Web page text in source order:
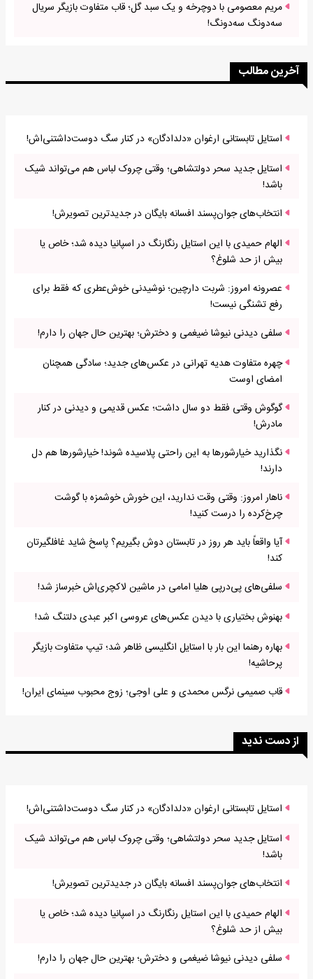
مریم معصومی با دوچرخه و یک سبد گل؛ قاب متفاوت بازیگر سریال
سه‌دونگ سه‌دونگ!
آخرین مطالب
استایل تابستانی ارغوان «دلدادگان» در کنار سگ دوست‌داشتنی‌اش!
استایل جدید سحر دولتشاهی؛ وقتی چروک لباس هم می‌تواند شیک
باشد!
انتخاب‌های جوان‌پسند افسانه بایگان در جدیدترین تصویرش!
الهام حمیدی با این استایل رنگارنگ در اسپانیا دیده شد؛ خاص یا
بیش از حد شلوغ؟
عصرونه امروز: شربت دارچین؛ نوشیدنی خوش‌عطری که فقط برای
رفع تشنگی نیست!
سلفی دیدنی نیوشا ضیغمی و دخترش؛ بهترین حال جهان را دارم!
چهره متفاوت هدیه تهرانی در عکس‌های جدید؛ سادگی همچنان
امضای اوست
گوگوش وقتی فقط دو سال داشت؛ عکس قدیمی و دیدنی در کنار
مادرش!
نگذارید خیارشورها به این راحتی پلاسیده شوند! خیارشورها هم دل
دارند!
ناهار امروز: وقتی وقت ندارید، این خورش خوشمزه با گوشت
چرخ‌کرده را درست کنید!
آیا واقعاً باید هر روز در تابستان دوش بگیریم؟ پاسخ شاید غافلگیرتان
کند!
سلفی‌های پی‌درپی هلیا امامی در ماشین لاکچری‌اش خبرساز شد!
بهنوش بختیاری با دیدن عکس‌های عروسی اکبر عبدی دلتنگ شد!
بهاره رهنما این بار با استایل انگلیسی ظاهر شد؛ تیپ متفاوت بازیگر
پرحاشیه!
قاب صمیمی نرگس محمدی و علی اوجی؛ زوج محبوب سینمای ایران!
از دست ندید
استایل تابستانی ارغوان «دلدادگان» در کنار سگ دوست‌داشتنی‌اش!
استایل جدید سحر دولتشاهی؛ وقتی چروک لباس هم می‌تواند شیک
باشد!
انتخاب‌های جوان‌پسند افسانه بایگان در جدیدترین تصویرش!
الهام حمیدی با این استایل رنگارنگ در اسپانیا دیده شد؛ خاص یا
بیش از حد شلوغ؟
سلفی دیدنی نیوشا ضیغمی و دخترش؛ بهترین حال جهان را دارم!